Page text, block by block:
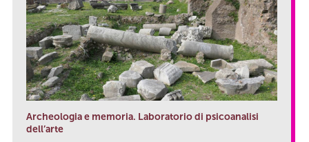
Archeologia e memoria. Laboratorio di psicoanalisi
dell’arte